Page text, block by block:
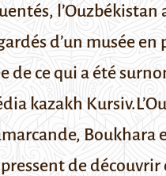
d’un musée
de ce qui a été
kazakh Kursiv.
, Boukhara
de découvrir